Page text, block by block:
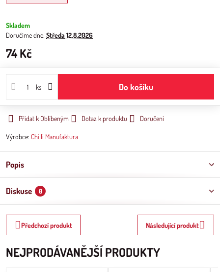
Skladem
Doručíme dne: Středa 12.8.2026
74 Kč
ks Do košíku
Přidat k Oblíbeným Dotaz k produktu Doručení
Výrobce: Chilli Manufaktura
Popis
Diskuse 0
Předchozí produkt Následující produkt
NEJPRODÁVANĚJŠÍ PRODUKTY